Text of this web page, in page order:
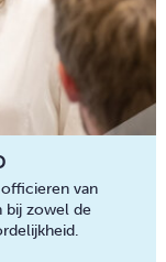
van
bij zowel de